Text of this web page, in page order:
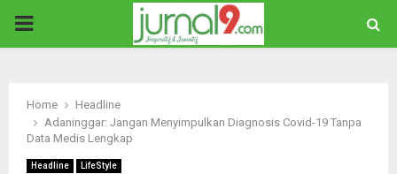
PRIMARY
Home
Headline
Adaninggar: Jangan Menyimpulkan Diagnosis Covid-19 Tanpa
Data Medis Lengkap
Headline LifeStyle